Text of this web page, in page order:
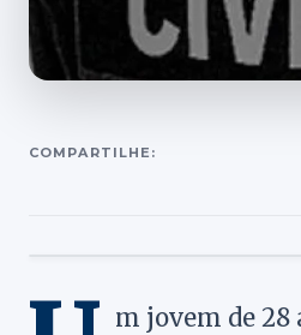
COMPARTILHE:
m jovem de